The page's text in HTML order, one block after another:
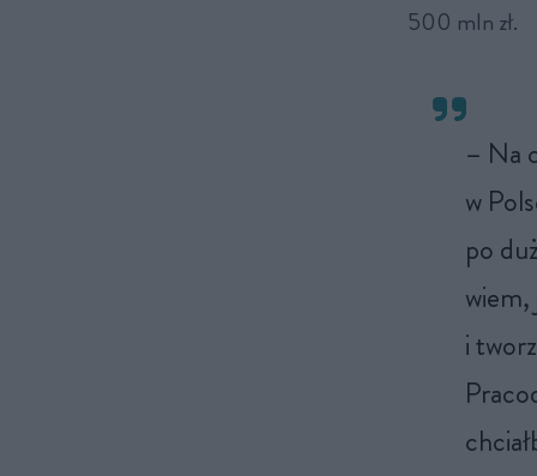
500 mln zł.
– Na
w
po
i